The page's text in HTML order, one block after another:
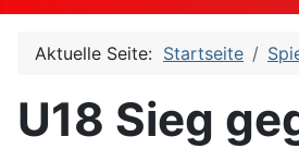
Aktuelle Seite: Startseite
U18 Sieg